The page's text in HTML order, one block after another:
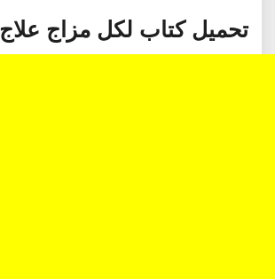
تحميل كتاب لكل مزاج علاج